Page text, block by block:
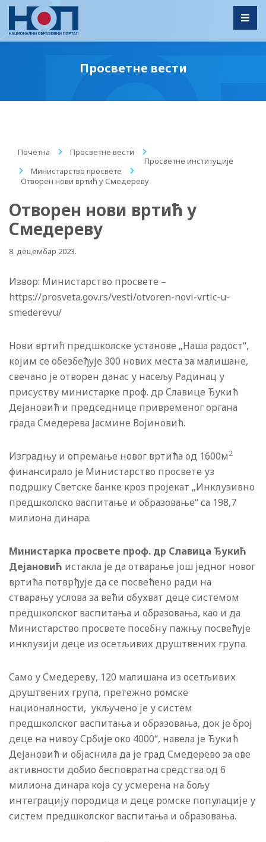
Просветне вести
Почетна / Просветне вести
/
Просветне институције
/
Министарство просвете
/
Отворен нови вртић у Смедереву
Отворен нови вртић у
Смедереву
8. децембар 2023.
Извор: Министарство просвете –
https://prosveta.gov.rs/vesti/otvoren-novi-vrtic-u-
smederevu/
Нови вртић предшколске установе „Наша радост“,
којим се обезбеђује 300 нових места за малишане,
свечано је отворен данас у насељу Радинац у
присуству министарке проф. др Славице Ђукић
Дејановић и председнице привременог органа
града Смедерева Јасмине Војиновић.
Изградњу и опремање новог вртића од 1600м2
финансирало је Министарство просвете уз
подршку Светске банке кроз пројекат „Инклузивно
предшколско васпитање и образовање“ са 198,7
милиона динара.
Министарка просвете проф. др Славица Ђукић
Дејановић истакла је да отварање још једног новог
вртића потврђује да се посвећено ради на
стварању услова за већи обухват деце системом
предшколског васпитања и образовања, као и да
Министарство просвете посебну пажњу посвећује
инклузији деце из осетљивих друштвених група.
Само у Смедереву, 120 малишана из осетљивих
друштвених група, претежно ромске
националности, укључено je у систем
предшколског васпитања и образовања, док је број
деце на нивоу Србије око 4000“, навела је Ђукић
Дејановић и објаснила да је град Смедерево за ове
активности добио бесповратна средства од 6
милиона динара која су усмерена на бољу
интеграцију породица и деце ромске популације у
систем предшколског васпитања и образовања.